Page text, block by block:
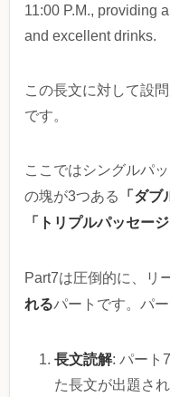
11:00 P.M., providing
and excellent drinks.
この長文に対して設
です。
ここではシングルパ
の塊が3つある
「ダ
「トリプルパッセージ
Part7は圧倒的に、リ
れるパートです。パ
長文読解: パート
た長文が出題さ